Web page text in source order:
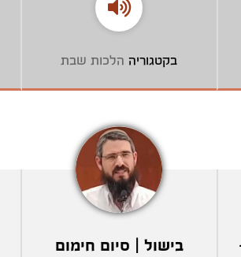
בקטגוריה הלכות שבת
בישול | סיום חימום